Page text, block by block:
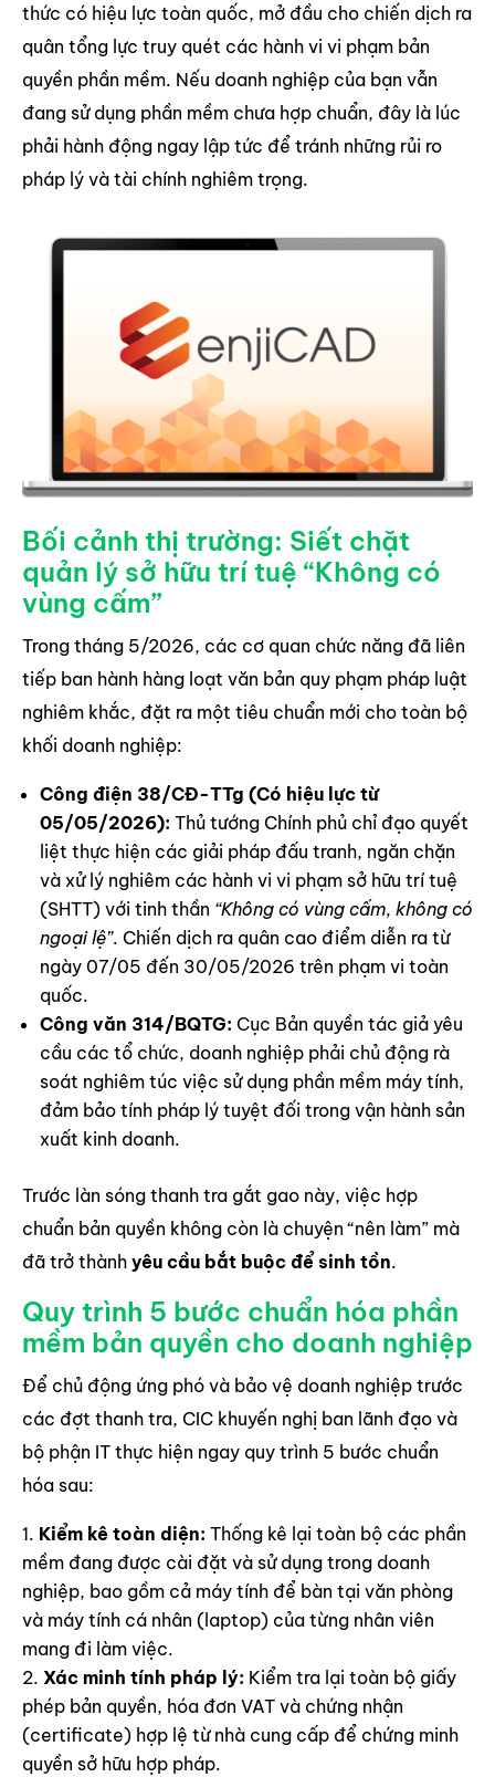
thức có hiệu lực toàn quốc, mở đầu cho chiến dịch ra
quân tổng lực truy quét các hành vi vi phạm bản
quyền phần mềm. Nếu doanh nghiệp của bạn vẫn
đang sử dụng phần mềm chưa hợp chuẩn, đây là lúc
phải hành động ngay lập tức để tránh những rủi ro
pháp lý và tài chính nghiêm trọng.
Bối cảnh thị trường: Siết chặt
quản lý sở hữu trí tuệ “Không có
vùng cấm”
Trong tháng 5/2026, các cơ quan chức năng đã liên
tiếp ban hành hàng loạt văn bản quy phạm pháp luật
nghiêm khắc, đặt ra một tiêu chuẩn mới cho toàn bộ
khối doanh nghiệp:
Công điện 38/CĐ-TTg (Có hiệu lực từ
05/05/2026): Thủ tướng Chính phủ chỉ đạo quyết
liệt thực hiện các giải pháp đấu tranh, ngăn chặn
và xử lý nghiêm các hành vi vi phạm sở hữu trí tuệ
(SHTT) với tinh thần “Không có vùng cấm, không có
ngoại lệ”. Chiến dịch ra quân cao điểm diễn ra từ
ngày 07/05 đến 30/05/2026 trên phạm vi toàn
quốc.
Công văn 314/BQTG: Cục Bản quyền tác giả yêu
cầu các tổ chức, doanh nghiệp phải chủ động rà
soát nghiêm túc việc sử dụng phần mềm máy tính,
đảm bảo tính pháp lý tuyệt đối trong vận hành sản
xuất kinh doanh.
Trước làn sóng thanh tra gắt gao này, việc hợp
chuẩn bản quyền không còn là chuyện “nên làm” mà
đã trở thành yêu cầu bắt buộc để sinh tồn.
Quy trình 5 bước chuẩn hóa phần
mềm bản quyền cho doanh nghiệp
Để chủ động ứng phó và bảo vệ doanh nghiệp trước
các đợt thanh tra, CIC khuyến nghị ban lãnh đạo và
bộ phận IT thực hiện ngay quy trình 5 bước chuẩn
hóa sau:
Kiểm kê toàn diện: Thống kê lại toàn bộ các phần
mềm đang được cài đặt và sử dụng trong doanh
nghiệp, bao gồm cả máy tính để bàn tại văn phòng
và máy tính cá nhân (laptop) của từng nhân viên
mang đi làm việc.
Xác minh tính pháp lý: Kiểm tra lại toàn bộ giấy
phép bản quyền, hóa đơn VAT và chứng nhận
(certificate) hợp lệ từ nhà cung cấp để chứng minh
quyền sở hữu hợp pháp.